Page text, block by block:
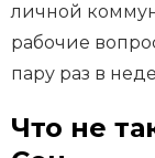
личной
рабочие
пару раз в
Что не